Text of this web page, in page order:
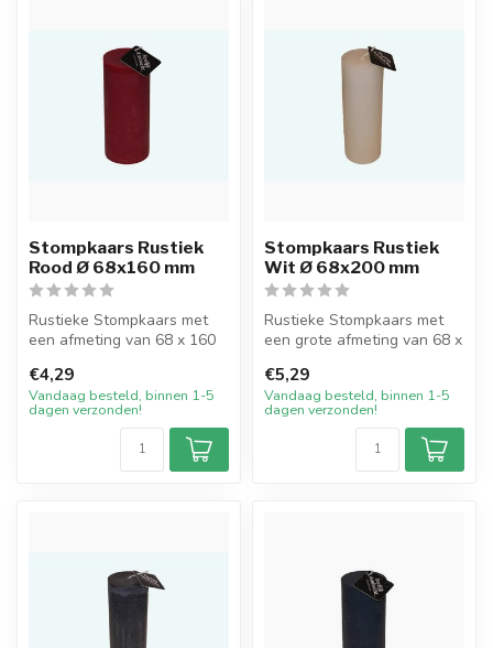
Stompkaars Rustiek
Rood Ø 68x160 mm
Rustieke Stompkaars met
een afmeting van 68 x 160
Dez...
€4,29
Vandaag besteld, binnen 1-5
dagen verzonden!
Stompkaars Rustiek
Wit Ø 68x200 mm
Rustieke Stompkaars met
een grote afmeting van 68 x
Deze...
€5,29
Vandaag besteld, binnen 1-5
dagen verzonden!